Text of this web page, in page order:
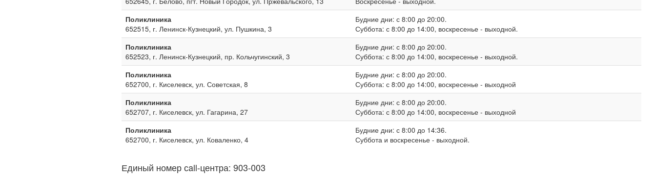
Поликлиника
652515, г. Ленинск-Кузнецкий, ул. Пушкина, 3
Будние дни: с 8:00 до 20:00.
Суббота: с 8:00 до 14:00, воскресенье - выходной.
Поликлиника
652523, г. Ленинск-Кузнецкий, пр. Кольчугинский, 3
Будние дни: с 8:00 до 20:00.
Суббота: с 8:00 до 14:00, воскресенье - выходной.
Поликлиника
652700, г. Киселевск, ул. Советская, 8
Будние дни: с 8:00 до 20:00.
Суббота: с 8:00 до 14:00, воскресенье - выходной
Поликлиника
652707, г. Киселевск, ул. Гагарина, 27
Будние дни: с 8:00 до 20:00.
Суббота: с 8:00 до 14:00, воскресенье - выходной
Поликлиника
652700, г. Киселевск, ул. Коваленко, 4
Будние дни: с 8:00 до 14:36.
Суббота и воскресенье - выходной.
Единый номер сall-центра: 903-003